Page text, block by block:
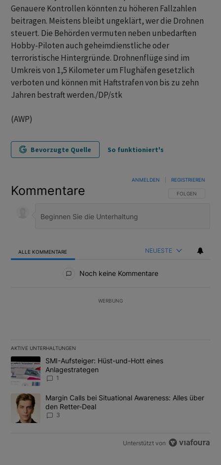
Genauere Kontrollen könnten zu höheren Fallzahlen
beitragen. Meistens bleibt ungeklärt, wer die Drohnen
steuert. Die Behörden vermuten neben unbedarften
Hobby-Piloten auch geheimdienstliche oder
terroristische Hintergründe. Drohnenflüge sind im
Umkreis von 1,5 Kilometer um Flughäfen gesetzlich
verboten und können mit Haftstrafen von bis zu zehn
Jahren bestraft werden./DP/stk
(AWP)
Bevorzugte Quelle So funktioniert's
Kommentare FOLGE DIESER
FOLGEN
ANMELDEN REGISTRIEREN
ALLE KOMMENTARE NEUESTE
Noch keine Kommentare
WERBUNG
AKTIVE UNTERHALTUNGEN
Das Folgende ist eine Liste der am meisten kommentierten
Ein Trendartikel mit dem Titel "SMI-Aufsteiger: Hüst-und-Hott
SMI-Aufsteiger: Hüst-und-Hott eines
Anlagestrategen
1
Ein Trendartikel mit dem Titel "Margin Calls bei Situational
Margin Calls bei Situational Awareness: Alles über
den Retter-Deal
3
Unterstützt von